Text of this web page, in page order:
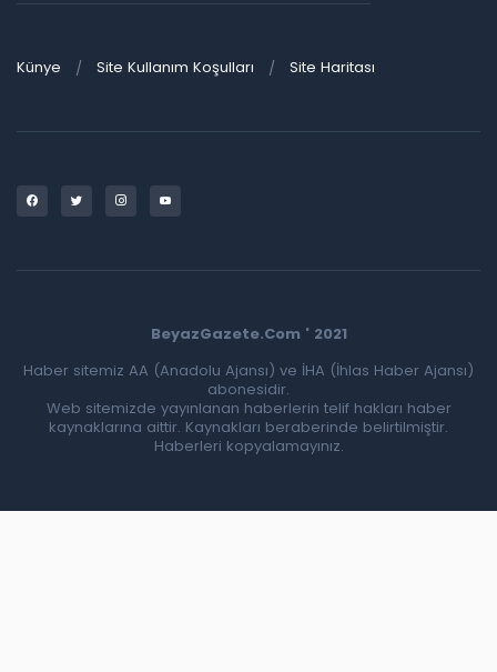
Künye Site Kullanım Koşulları Site Haritası
BeyazGazete.Com ' 2021
Haber sitemiz AA (Anadolu Ajansı) ve İHA (İhlas Haber Ajansı)
abonesidir.
Web sitemizde yayınlanan haberlerin telif hakları haber
kaynaklarına aittir. Kaynakları beraberinde belirtilmiştir.
Haberleri kopyalamayınız.